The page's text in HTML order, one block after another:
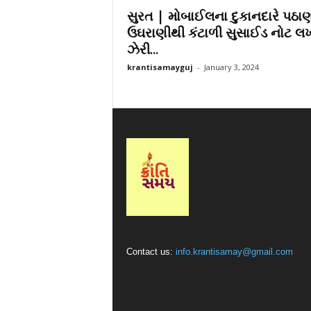
સુરત | મોબાઈલના દુકાનદારે
ઉઘરાણીથી કંટાળી સુસાઈડ નોટ
ઝેરી...
krantisamayguj - January 3, 2024
Contact us: info.krantisamay@gmail.com